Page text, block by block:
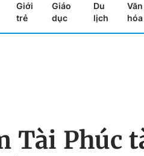
Giới
trẻ
Giáo
dục
Du
lịch
Văn
hóa
Tài Phúc